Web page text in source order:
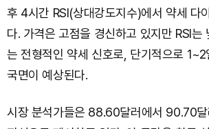
후 4시간 RSI(상대강도지수)에서 약세 다
다. 가격은 고점을 경신하고 있지만 RSI는
는 전형적인 약세 신호로, 단기적으로
국면이 예상된다.
시장 분석가들은 88.60달러에서 90.70달